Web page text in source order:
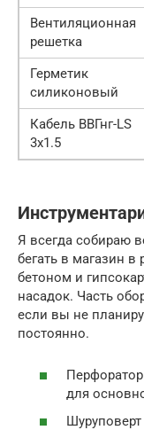
Вентиляционная
решетка
Герметик
силиконовый
Кабель ВВГнг-LS
3х1.5
Я всегда собираю
бегать в магазин в
бетоном и
насадок. Часть
если вы не
постоянно.
для